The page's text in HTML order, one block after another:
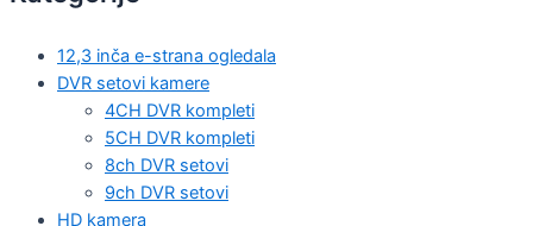
12,3 inča e-strana ogledala
DVR setovi kamere
4CH DVR kompleti
5CH DVR kompleti
8ch DVR setovi
9ch DVR setovi
HD kamera